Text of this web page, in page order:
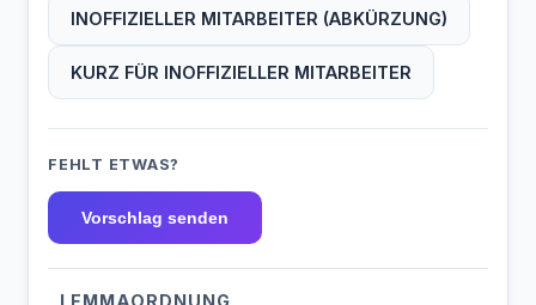
INOFFIZIELLER MITARBEITER (ABKÜRZUNG)
KURZ FÜR INOFFIZIELLER MITARBEITER
FEHLT ETWAS?
Vorschlag senden
LEMMAORDNUNG